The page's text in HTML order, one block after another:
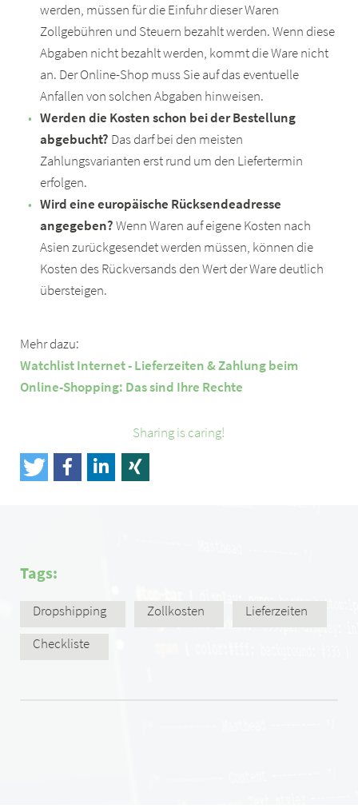
werden, müssen für die Einfuhr dieser Waren
Zollgebühren und Steuern bezahlt werden. Wenn diese
Abgaben nicht bezahlt werden, kommt die Ware nicht
an. Der Online-Shop muss Sie auf das eventuelle
Anfallen von solchen Abgaben hinweisen.
Werden die Kosten schon bei der Bestellung
abgebucht? Das darf bei den meisten
Zahlungsvarianten erst rund um den Liefertermin
erfolgen.
Wird eine europäische Rücksendeadresse
angegeben?Wenn Waren auf eigene Kosten nach
Asien zurückgesendet werden müssen, können die
Kosten des Rückversands den Wert der Ware deutlich
übersteigen.
Mehr dazu:
Watchlist Internet - Lieferzeiten & Zahlung beim
Online-Shopping: Das sind Ihre Rechte
Sharing is caring!
Tags:
Dropshipping Zollkosten
Lieferzeiten
Checkliste